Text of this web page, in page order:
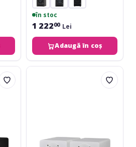
în stoc
1 22200 Lei
Adaugă în coș
Yamaha